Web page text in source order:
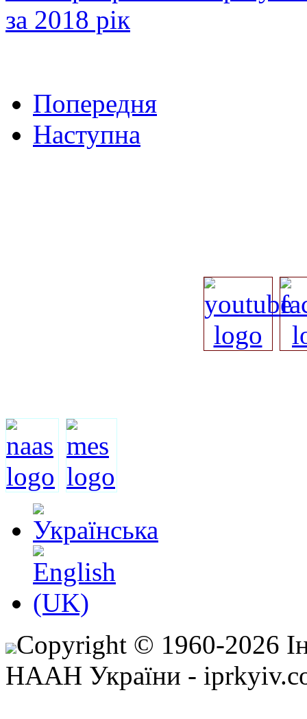
за 2018 рік
Попередня
Наступна
Copyright © 1960-2026
НААН України -